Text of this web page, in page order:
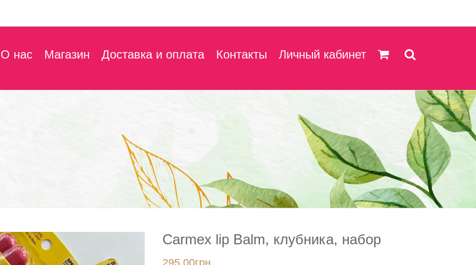
О нас Магазин Доставка и оплата Контакты Личный кабинет
Carmex lip Balm, клубника, набор